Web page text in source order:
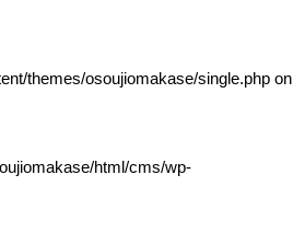
themes/osoujiomakase/single.phpon
html/cms/wp-